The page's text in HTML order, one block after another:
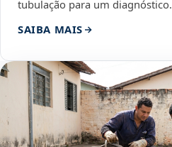
tubulação para um diagnóstico.
SAIBA MAIS